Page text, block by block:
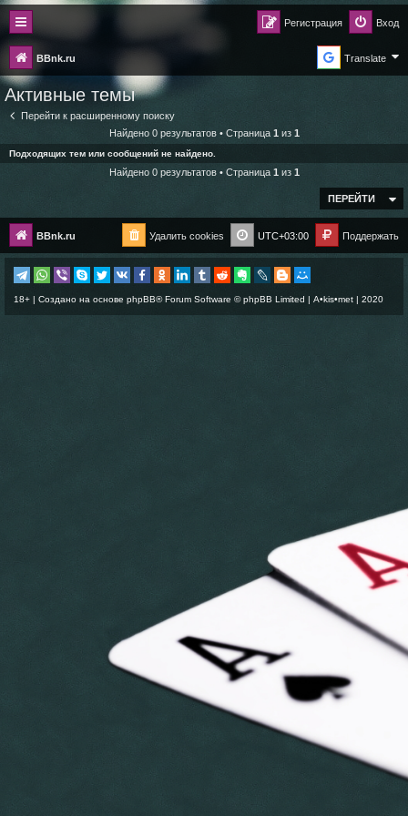
Вход
Регистрация
BBnk.ru Translate
Активные темы
Перейти к расширенному поиску
Найдено 0 результатов • Страница 1 из 1
Подходящих тем или сообщений не найдено.
Найдено 0 результатов • Страница 1 из 1
ПЕРЕЙТИ
BBnk.ru Поддержать
UTC+03:00
Удалить cookies
18+ | Создано на основе phpBB® Forum Software © phpBB Limited | A•kis•met | 2020